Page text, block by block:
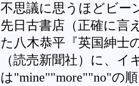
不思議に思うほどビー
先日古書店（正確に言
た八木恭平『英国紳
（読売新聞社）に、イ
は"mine""more""no"の